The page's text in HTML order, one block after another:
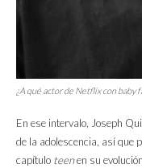
¿A qué actor de Netflix con baby
En ese intervalo, Joseph
de la adolescencia, así que
capítulo teenen su